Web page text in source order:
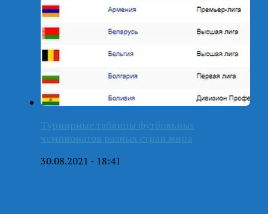
Турнирные таблицы футбольных
чемпионатов разных стран мира
30.08.2021 - 18:41